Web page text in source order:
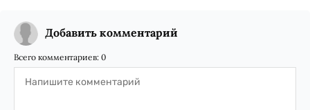
Добавить комментарий
Всего комментариев: 0